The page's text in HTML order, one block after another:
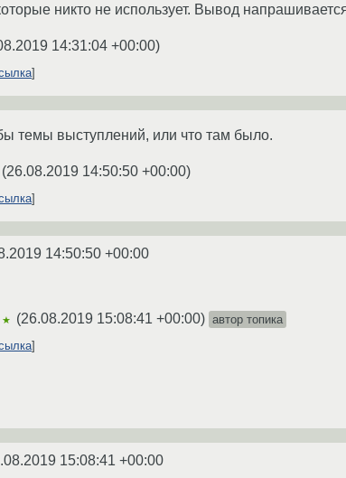
никто не использует. Вывод
14:31:04 +00:00)
темы выступлений, или что там было.
(26.08.2019 14:50:50 +00:00)
14:50:50 +00:00
(26.08.2019 15:08:41 +00:00) автор топика
15:08:41 +00:00